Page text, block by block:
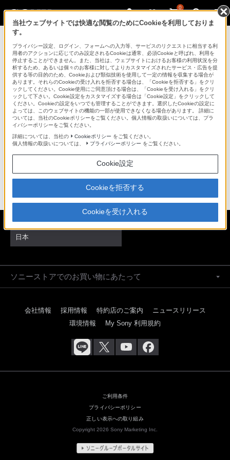
0
掲載終了のお知らせ
スピーカーシステム“Sountina”「NSA-PF1」は、
2012年07月25日をもって掲載を終了しました。
商品に関するお問い合わせ等は「統合サポート・お問
い合わせ」をご確認下さい。
掲載中の商品につきましても、掲載を終了する場合が
ございます。
予めご了承ください。
日本
ソニーストアでのお買い物にあたって
会社情報 採用情報 特約店のご案内
ニュースリリース
環境情報
My Sony 利用規約
ご利用条件
プライバシーポリシー
正しい表示への取り組み
Copyright 2026 Sony Marketing Inc.
当社ウェブサイトでは快適な閲覧のためにCookieを利用しておりま
す。
プライバシー設定、ログイン、フォームへの入力等、サービスのリクエストに相当する利
用者のアクションに応じてのみ設定されるCookieは通常、必須Cookieと呼ばれ、利用を
停止することができません。また、当社は、ウェブサイトにおけるお客様の利用状況を分
析するため、あるいは個々のお客様に対してよりカスタマイズされたサービス・広告を提
供する等の目的のため、Cookieおよび類似技術を使用して一定の情報を収集する場合が
あります。それらのCookieの受け入れを拒否する場合は、「Cookieを拒否する」をクリ
ックしてください。Cookie使用にご同意頂ける場合は、「Cookieを受け入れる」をクリ
ックして下さい。Cookie設定をカスタマイズする場合は「Cookie設定」をクリックして
ください。Cookieの設定をいつでも管理することができます。選択したCookieの設定に
よっては、このウェブサイトの機能の一部が使用できなくなる場合があります。 詳細に
ついては、当社のCookieポリシーをご覧ください。個人情報の取扱いについては、プラ
イバシーポリシーをご覧ください。
詳細については、当社の
Cookieポリシー をご覧ください。
個人情報の取扱いについては、
プライバシーポリシー をご覧ください。
Cookie設定
Cookieを拒否する
Cookieを受け入れる